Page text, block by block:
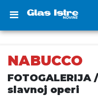
NABUCCO
slavnoj operi